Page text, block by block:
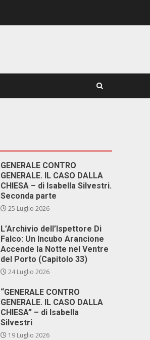
GENERALE CONTRO
GENERALE. IL CASO DALLA
CHIESA – di Isabella Silvestri.
Seconda parte
25 Luglio 2026
L’Archivio dell’Ispettore Di
Falco: Un Incubo Arancione
Accende la Notte nel Ventre
del Porto (Capitolo 33)
24 Luglio 2026
“GENERALE CONTRO
GENERALE. IL CASO DALLA
CHIESA” – di Isabella
Silvestri
19 Luglio 2026